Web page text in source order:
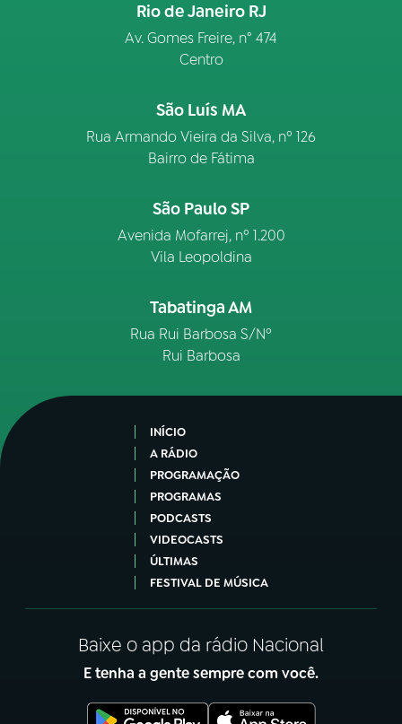
Rio de Janeiro RJ
Av. Gomes Freire, n° 474
Centro
São Luís MA
Rua Armando Vieira da Silva, nº 126
Bairro de Fátima
São Paulo SP
Avenida Mofarrej, nº 1.200
Vila Leopoldina
Tabatinga AM
Rua Rui Barbosa S/Nº
Rui Barbosa
INÍCIO
A RÁDIO
PROGRAMAÇÃO
PROGRAMAS
PODCASTS
VIDEOCASTS
ÚLTIMAS
FESTIVAL DE MÚSICA
Baixe o app da rádio Nacional
E tenha a gente sempre com você.